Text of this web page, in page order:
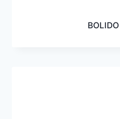
BOLIDO